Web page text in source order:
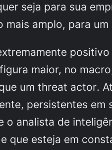
seja para sua
mais amplo, para
maior, no
umthreat actor.
persistentes em
o analista de
que esteja em